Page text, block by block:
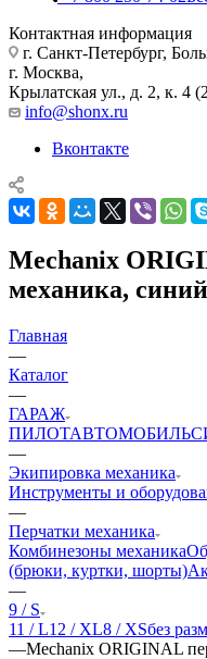
Контактная информация
г. Санкт-Петербург,
г. Москва,
Крылатская ул., д. 2, к. 4
info@shonx.ru
Вконтакте
Mechanix
механика,
Главная
—
Каталог
—
ГАРАЖ
ПИЛОТАВТОМОБИЛЬ
—
Экипировка механика
Инструменты и
—
Перчатки механика
Комбинезоны механика
(брюки, куртки, шорты)
—
9 / S
11 / L12 / XL8 / XSбез
—Mechanix ORIGINAL